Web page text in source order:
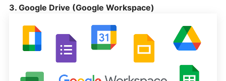
3. Google Drive (Google Workspace)